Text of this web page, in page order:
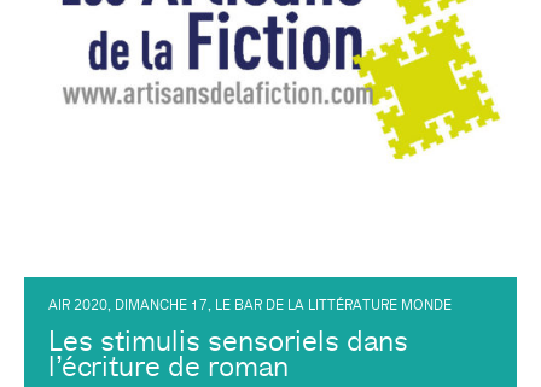
AIR 2020, DIMANCHE 17, LE BAR DE LA LITTÉRATURE MONDE
Les stimulis sensoriels dans
l’écriture de roman